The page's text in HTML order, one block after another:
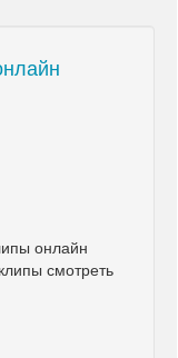
онлайн
смотреть